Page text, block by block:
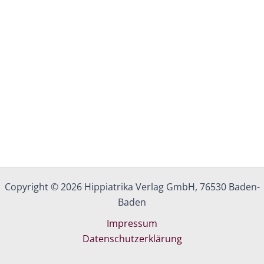
Copyright © 2026 Hippiatrika Verlag GmbH, 76530 Baden-
Baden
Impressum
Datenschutzerklärung